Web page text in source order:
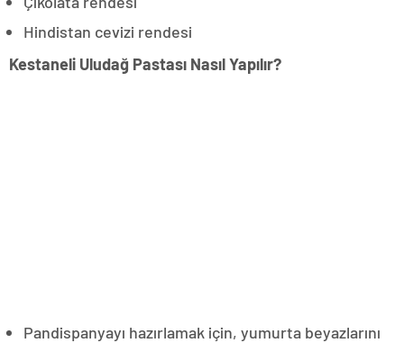
Hindistan cevizi rendesi
Kestaneli Uludağ Pastası Nasıl Yapılır?
Pandispanyayı hazırlamak için, yumurta beyazlarını